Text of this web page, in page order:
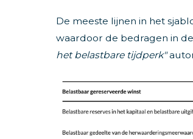
De meeste lijnen in het
waardoor de bedragen in
het belastbare tijdperk"